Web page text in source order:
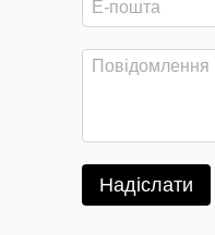
Надіслати